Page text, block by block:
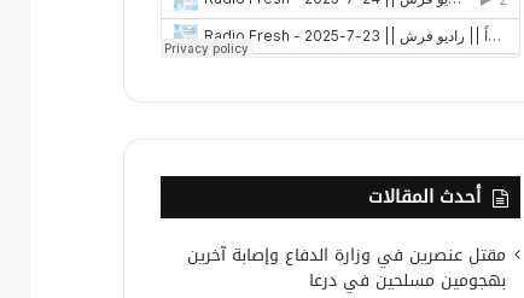
أحدث المقالات
مقتل عنصرين في وزارة الدفاع وإصابة آخرين
بهجومين مسلحين في درعا